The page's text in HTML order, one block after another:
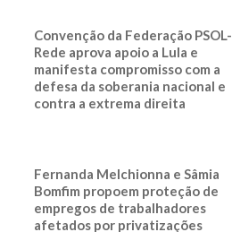
Convenção da Federação PSOL-
Rede aprova apoio a Lula e
manifesta compromisso com a
defesa da soberania nacional e
contra a extrema direita
Fernanda Melchionna e Sâmia
Bomfim propoem proteção de
empregos de trabalhadores
afetados por privatizações